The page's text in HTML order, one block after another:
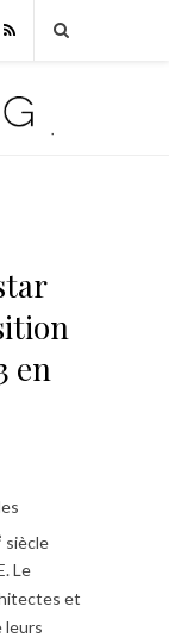
en
siècle
Le
et
leurs